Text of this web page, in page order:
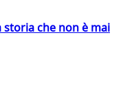
storia che non è mai